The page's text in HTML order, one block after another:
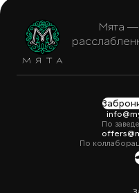
Мята —
По
По